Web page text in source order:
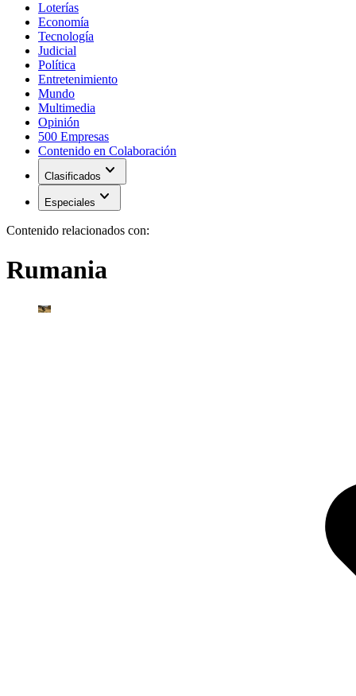
Loterías
Economía
Tecnología
Judicial
Política
Entretenimiento
Mundo
Multimedia
Opinión
500 Empresas
Contenido en Colaboración
Clasificados expand_more
Especiales expand_more
Contenido relacionados con:
Rumania